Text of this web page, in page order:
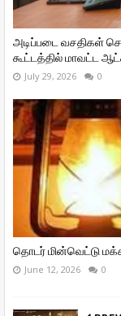
அடிப்படை வசதிகள்
கூட்டத்தில் மாவட்ட
July 29, 2026 0
தொடர் மின்வெட்டு
June 12, 2026 0